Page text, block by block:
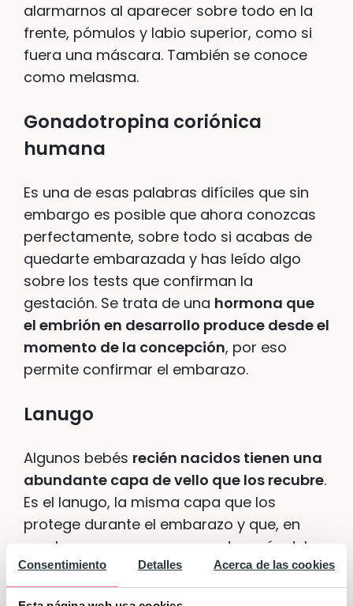
Consentimiento Detalles Acerca de las cookies
alarmarnos al aparecer sobre todo en la
frente, pómulos y labio superior, como si
fuera una máscara. También se conoce
como melasma.
Gonadotropina coriónica
humana
Es una de esas palabras difíciles que sin
embargo es posible que ahora conozcas
perfectamente, sobre todo si acabas de
quedarte embarazada y has leído algo
sobre los tests que confirman la
gestación. Se trata de una hormona que
el embrión en desarrollo produce desde el
momento de la concepción, por eso
permite confirmar el embarazo.
Lanugo
Algunos bebés recién nacidos tienen una
abundante capa de vello que los recubre.
Es el lanugo, la misma capa que los
protege durante el embarazo y que, en
muchos casos, permanece después del
nacimiento durante unos días. Su función
es actuar como aislante de la piel, de esa